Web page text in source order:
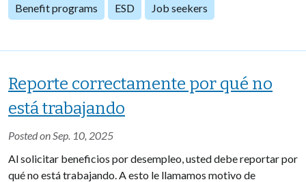
Benefit programs ESD Job seekers
Reporte correctamente por qué no
está trabajando
Posted on Sep. 10, 2025
Al solicitar beneficios por desempleo, usted debe reportar por
qué no está trabajando. A esto le llamamos motivo de